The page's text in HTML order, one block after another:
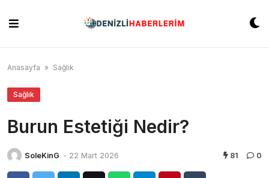
content
Anasayfa » Sağlık
Sağlık
Burun Estetiği Nedir?
SoleKinG - 22 Mart 2026 81 0